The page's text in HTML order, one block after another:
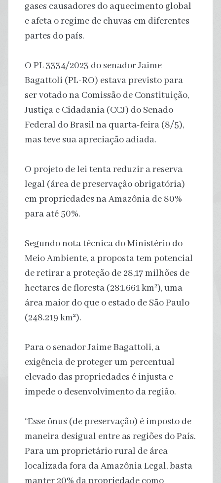
gases causadores do aquecimento global
e afeta o regime de chuvas em diferentes
partes do país.
O PL 3334/2023 do senador Jaime
Bagattoli (PL-RO) estava previsto para
ser votado na Comissão de Constituição,
Justiça e Cidadania (CCJ) do Senado
Federal do Brasil na quarta-feira (8/5),
mas teve sua apreciação adiada.
O projeto de lei tenta reduzir a reserva
legal (área de preservação obrigatória)
em propriedades na Amazônia de 80%
para até 50%.
Segundo nota técnica do Ministério do
Meio Ambiente, a proposta tem potencial
de retirar a proteção de 28,17 milhões de
hectares de floresta (281.661 km²), uma
área maior do que o estado de São Paulo
(248.219 km²).
Para o senador Jaime Bagattoli, a
exigência de proteger um percentual
elevado das propriedades é injusta e
impede o desenvolvimento da região.
“Esse ônus (de preservação) é imposto de
maneira desigual entre as regiões do País.
Para um proprietário rural de área
localizada fora da Amazônia Legal, basta